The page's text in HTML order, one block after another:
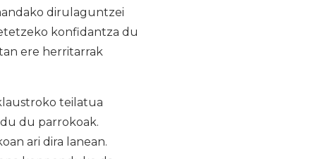
dirulaguntzei
konfidantza du
ere herritarrak
teilatua
du parrokoak.
ari dira lanean.